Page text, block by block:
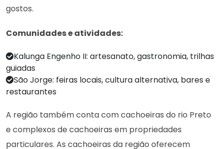
gostos.
Comunidades e atividades:
Kalunga Engenho II: artesanato, gastronomia, trilhas
guiadas
São Jorge: feiras locais, cultura alternativa, bares e
restaurantes
A região também conta com cachoeiras do rio Preto
e complexos de cachoeiras em propriedades
particulares. As cachoeiras da região oferecem